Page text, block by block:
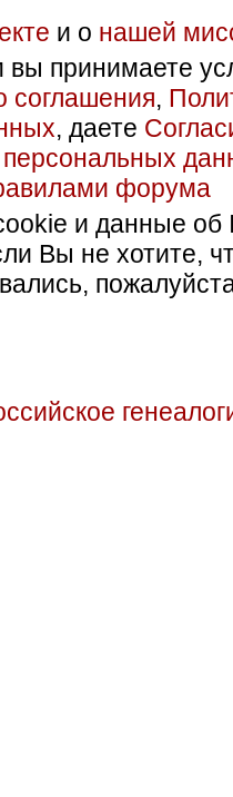
и о нашей
вы принимаете
соглашения,
, даете
форума
и данные об
Вы не хотите,